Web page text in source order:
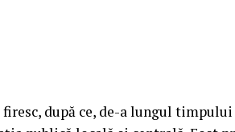
după ce, de-a lungul